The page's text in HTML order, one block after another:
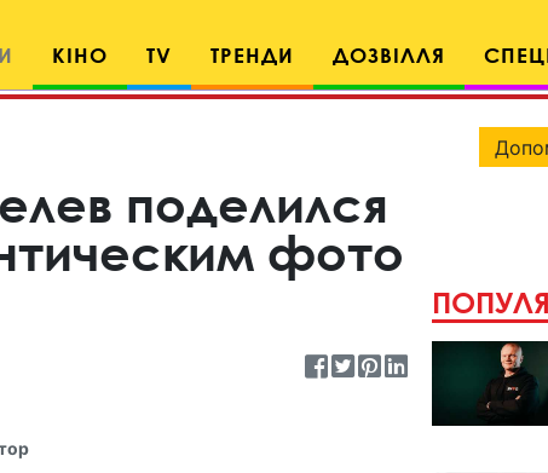
КІНО TV ТРЕНДИ ДОЗВІЛЛЯ
поделился
фото